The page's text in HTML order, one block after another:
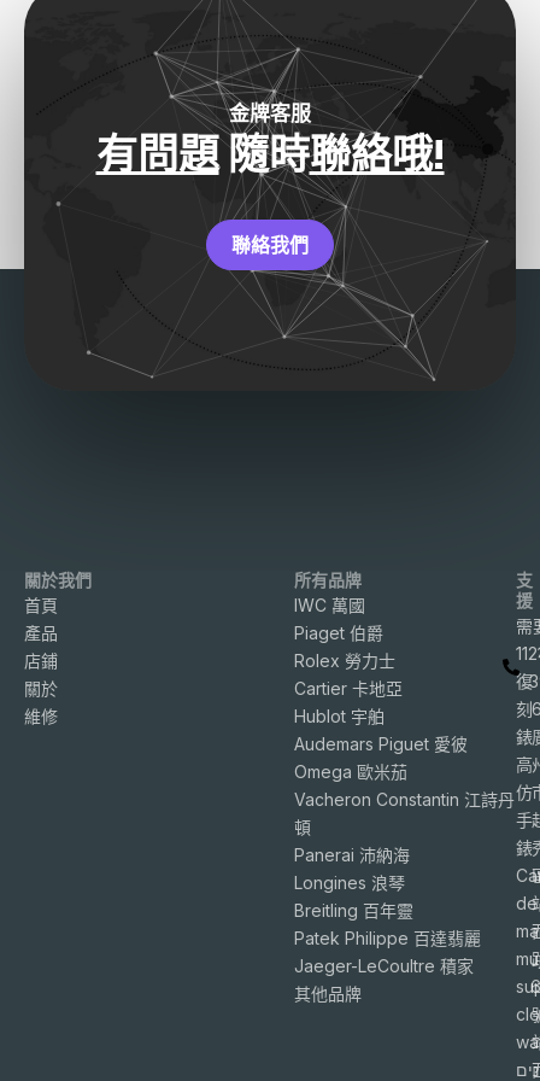
金牌客服
有問題隨時聯絡哦!
聯絡我們
關於我們
首頁
產品
店鋪
關於
維修
所有品牌
IWC 萬國
Piaget 伯爵
Rolex 勞力士
Cartier 卡地亞
Hublot 宇舶
Audemars Piguet 愛彼
Omega 歐米茄
Vacheron Constantin 江詩丹
頓
Panerai 沛納海
Longines 浪琴
Breitling 百年靈
Patek Philippe 百達翡麗
Jaeger-LeCoultre 積家
其他品牌
支
援
需
復
刻
錶
高
仿
手
錶
de